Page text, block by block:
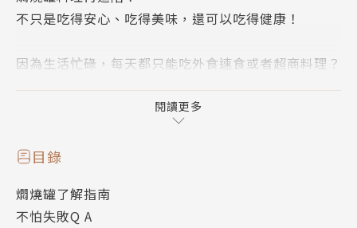
不只是吃得安心、吃得美味，還可以吃得健康！
因為生活忙碌，每天都只能吃外食速食或者超商料理？
包包裡永遠都有不同的藥罐跟每天拚命補充健康食品？
其實，只要平日吃的健康，就是最好的基礎保養。
將長輩們口耳相傳的養生料理帶入燜燒罐中！
閱讀更多
目錄
燜燒罐了解指南
不怕失敗Q A